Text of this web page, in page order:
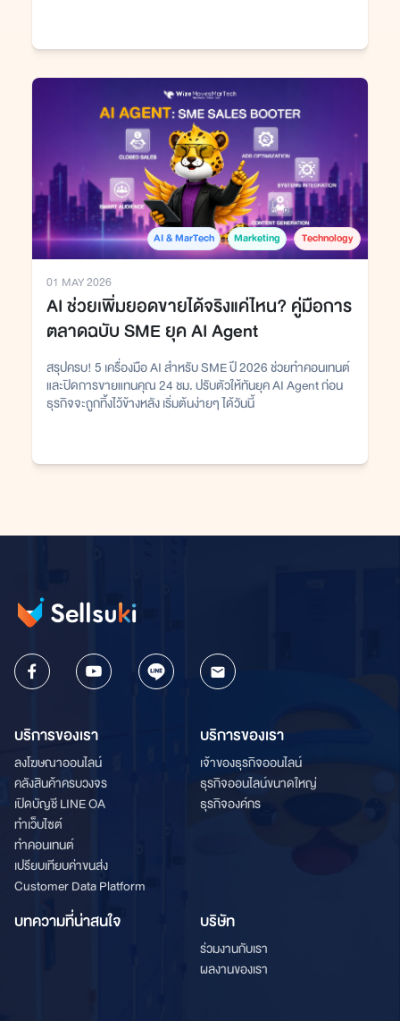
AI & MarTech Marketing Technology
01 MAY 2026
AI ช่วยเพิ่มยอดขายได้จริงแค่ไหน? คู่มือการ
ตลาดฉบับ SME ยุค AI Agent
สรุปครบ! 5 เครื่องมือ AI สำหรับ SME ปี 2026 ช่วยทำคอนเทนต์
และปิดการขายแทนคุณ 24 ชม. ปรับตัวให้ทันยุค AI Agent ก่อน
ธุรกิจจะถูกทิ้งไว้ข้างหลัง เริ่มต้นง่ายๆ ได้วันนี้
บริการของเรา
ลงโฆษณาออนไลน์
คลังสินค้าครบวงจร
เปิดบัญชี LINE OA
ทำเว็บไซต์
ทำคอนเทนต์
เปรียบเทียบค่าขนส่ง
Customer Data Platform
บริการของเรา
เจ้าของธุรกิจออนไลน์
ธุรกิจออนไลน์ขนาดใหญ่
ธุรกิจองค์กร
บทความที่น่าสนใจ บริษัท
ร่วมงานกับเรา
ผลงานของเรา